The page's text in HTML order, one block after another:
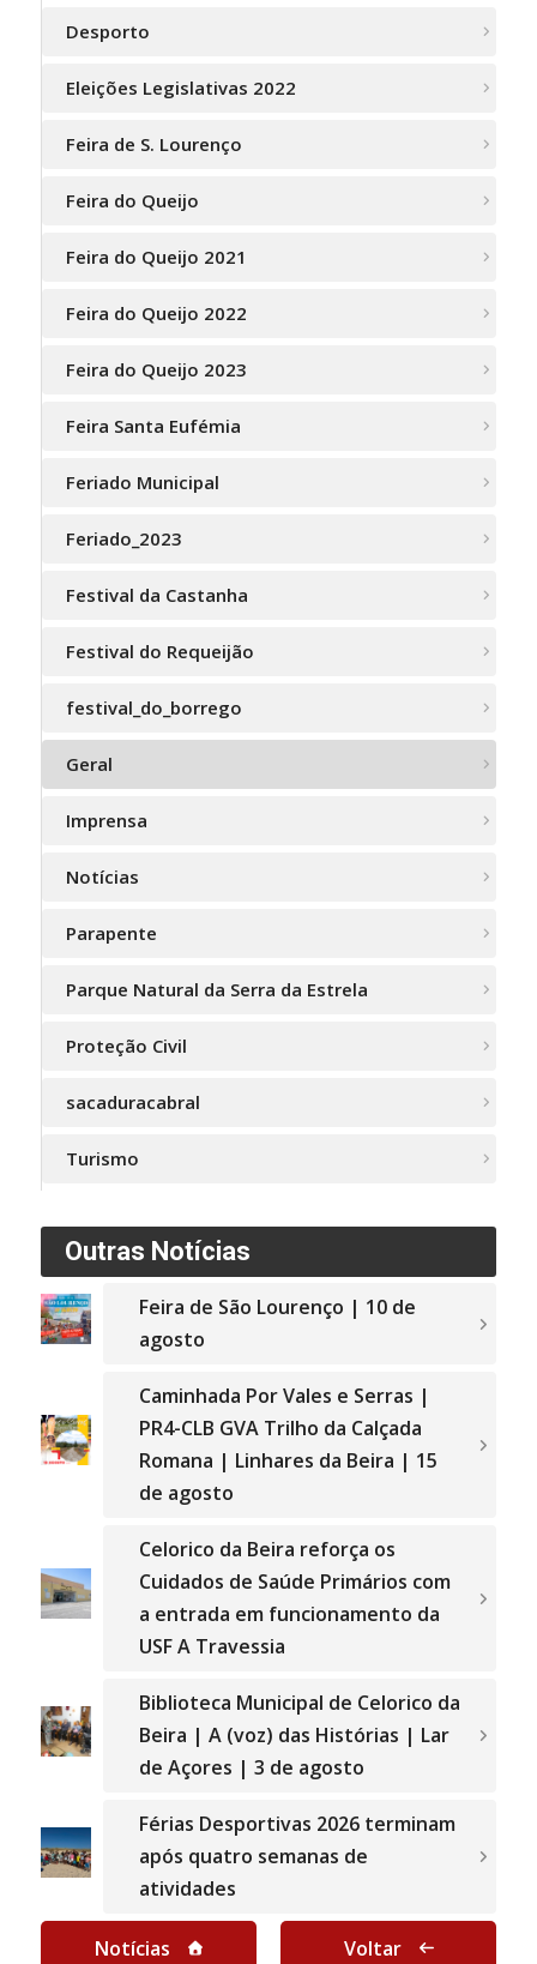
Desporto
Eleições Legislativas 2022
Feira de S. Lourenço
Feira do Queijo
Feira do Queijo 2021
Feira do Queijo 2022
Feira do Queijo 2023
Feira Santa Eufémia
Feriado Municipal
Feriado_2023
Festival da Castanha
Festival do Requeijão
festival_do_borrego
Geral
Imprensa
Notícias
Parapente
Parque Natural da Serra da Estrela
Proteção Civil
sacaduracabral
Turismo
Outras Notícias
Feira de São Lourenço | 10 de
agosto
Caminhada Por Vales e Serras |
PR4-CLB GVA Trilho da Calçada
Romana | Linhares da Beira | 15
de agosto
Celorico da Beira reforça os
Cuidados de Saúde Primários com
a entrada em funcionamento da
USF A Travessia
Biblioteca Municipal de Celorico da
Beira | A (voz) das Histórias | Lar
de Açores | 3 de agosto
Férias Desportivas 2026 terminam
após quatro semanas de
atividades
Notícias Voltar